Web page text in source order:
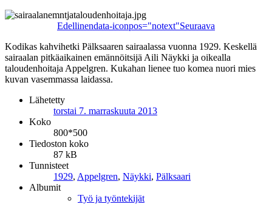
Edellinendata-iconpos="notext"Seuraava
Kodikas kahvihetki Pälksaaren sairaalassa vuonna 1929. Keskellä
sairaalan pitkäaikainen emännöitsijä Aili Näykki ja oikealla
taloudenhoitaja Appelgren. Kukahan lienee tuo komea nuori mies
kuvan vasemmassa laidassa.
Lähetetty
torstai 7. marraskuuta 2013
Koko
800*500
Tiedoston koko
87 kB
Tunnisteet
1929, Appelgren, Näykki, Pälksaari
Albumit
Työ ja työntekijät